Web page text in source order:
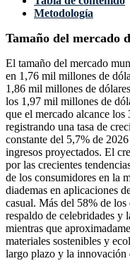
Metodología
Tamaño del mercado
El tamaño del mercado
en 1,76 mil millones de
1,86 mil millones de
los 1,97 mil millones de
que el mercado alcance
registrando una tasa de
constante del 5,7% de
ingresos proyectados. El
por las crecientes
de los consumidores en la
diademas en aplicaciones
casual. Más del 58% de
respaldo de celebridades y
mientras que
materiales sostenibles y
largo plazo y la innovación